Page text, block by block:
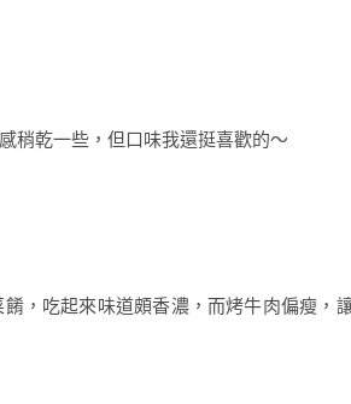
稍乾一些，但口味我還挺喜歡的～
，吃起來味道頗香濃，而烤牛肉偏瘦，